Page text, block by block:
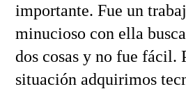
importante. Fue un
minucioso con ella
dos cosas y no fue fácil.
situación adquirimos